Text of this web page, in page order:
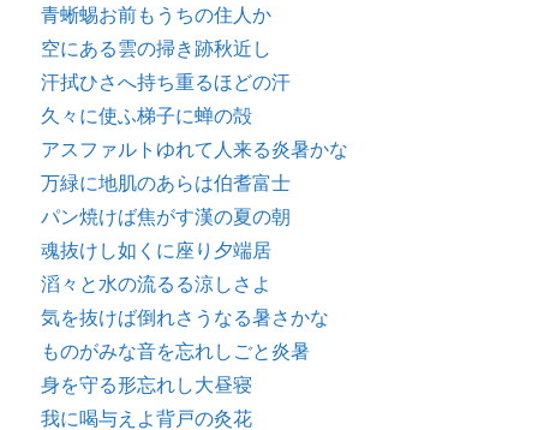
青蜥蜴お前もうちの住人か
空にある雲の掃き跡秋近し
汗拭ひさへ持ち重るほどの汗
久々に使ふ梯子に蝉の殻
アスファルトゆれて人来る炎暑かな
万緑に地肌のあらは伯耆富士
パン焼けば焦がす漢の夏の朝
魂抜けし如くに座り夕端居
滔々と水の流るる涼しさよ
気を抜けば倒れさうなる暑さかな
ものがみな音を忘れしごと炎暑
身を守る形忘れし大昼寝
我に喝与えよ背戸の灸花